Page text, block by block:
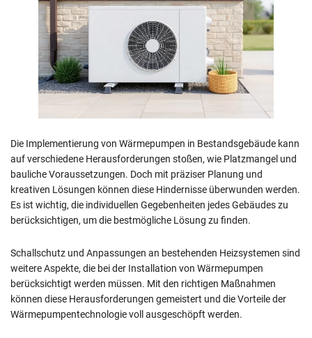
Die Implementierung von Wärmepumpen in Bestandsgebäude kann
auf verschiedene Herausforderungen stoßen, wie Platzmangel und
bauliche Voraussetzungen. Doch mit präziser Planung und
kreativen Lösungen können diese Hindernisse überwunden werden.
Es ist wichtig, die individuellen Gegebenheiten jedes Gebäudes zu
berücksichtigen, um die bestmögliche Lösung zu finden.
Schallschutz und Anpassungen an bestehenden Heizsystemen sind
weitere Aspekte, die bei der Installation von Wärmepumpen
berücksichtigt werden müssen. Mit den richtigen Maßnahmen
können diese Herausforderungen gemeistert und die Vorteile der
Wärmepumpentechnologie voll ausgeschöpft werden.